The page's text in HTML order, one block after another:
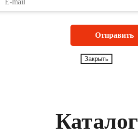
Закрыть
Каталог